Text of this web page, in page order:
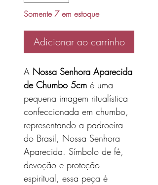
Somente 7 em estoque
Adicionar ao carrinho
A Nossa Senhora Aparecida
de Chumbo 5cm é uma
pequena imagem ritualística
confeccionada em chumbo,
representando a padroeira
do Brasil, Nossa Senhora
Aparecida. Símbolo de fé,
devoção e proteção
espiritual, essa peça é